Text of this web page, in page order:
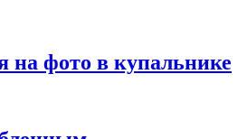
на фото в купальнике